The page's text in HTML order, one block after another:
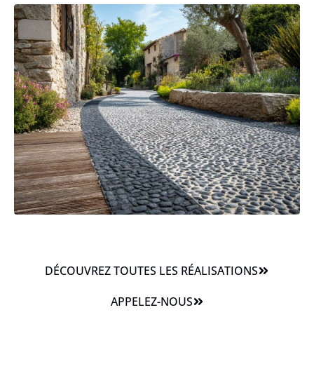
DÉCOUVREZ TOUTES LES RÉALISATIONS
APPELEZ-NOUS